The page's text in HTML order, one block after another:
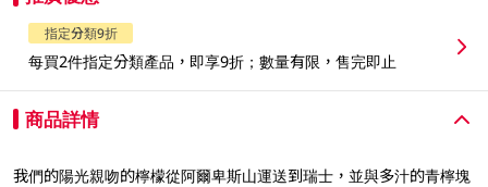
指定分類9折
每買2件指定分類產品，即享9折；數量有限，售完即止
商品詳情
我們的陽光親吻的檸檬從阿爾卑斯山運送到瑞士，並與多汁的青檸塊